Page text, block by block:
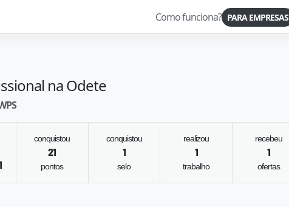
Como funciona? PARA EMPRESAS
na Odete
conquistou
21
pontos
conquistou
1
selo
realizou
1
trabalho
recebeu
1
ofertas